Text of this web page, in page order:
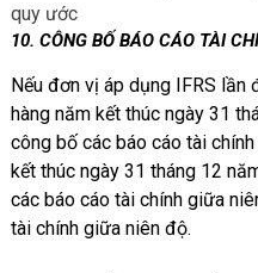
quy ước
10. CÔNG BỐ BÁO CÁO TÀI
Nếu đơn vị áp dụng IFRS lần
hàng năm kết thúc ngày 31
công bố các báo cáo tài
kết thúc ngày 31 tháng 12
các báo cáo tài chính giữa
tài chính giữa niên độ.